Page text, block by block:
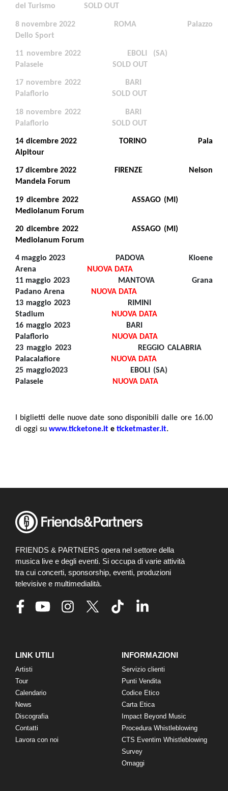
del Turismo SOLD OUT
8 novembre 2022 ROMA Palazzo
Dello Sport
11 novembre 2022 EBOLI (SA)
Palasele SOLD OUT
17 novembre 2022 BARI
Palaflorio SOLD OUT
18 novembre 2022 BARI
Palaflorio SOLD OUT
14 dicembre 2022 TORINO Pala
Alpitour
17 dicembre 2022 FIRENZE Nelson
Mandela Forum
19 dicembre 2022 ASSAGO (MI)
Mediolanum Forum
20 dicembre 2022 ASSAGO (MI)
Mediolanum Forum
4 maggio 2023 PADOVA Kioene
Arena NUOVA DATA
11 maggio 2023 MANTOVA Grana
Padano Arena NUOVA DATA
13 maggio 2023 RIMINI
Stadium NUOVA DATA
16 maggio 2023 BARI
Palaflorio NUOVA DATA
23 maggio 2023 REGGIO CALABRIA
Palacalafiore NUOVA DATA
25 maggio2023 EBOLI (SA)
Palasele NUOVA DATA
I biglietti delle nuove date sono disponibili dalle ore 16.00
di oggi su www.ticketone.it e ticketmaster.it.
FRIENDS & PARTNERS opera nel settore della
musica live e degli eventi. Si occupa di varie attività
tra cui concerti, sponsorship, eventi, produzioni
televisive e multimedialità.
LINK UTILI
Artisti
Tour
Calendario
News
Discografia
Contatti
Lavora con noi
INFORMAZIONI
Servizio clienti
Punti Vendita
Codice Etico
Carta Etica
Impact Beyond Music
Procedura Whistleblowing
CTS Eventim Whistleblowing
Survey
Omaggi